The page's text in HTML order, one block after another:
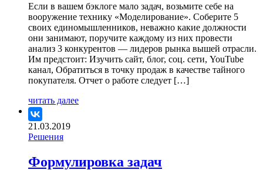
Если в вашем бэклоге мало задач, возьмите себе на
вооружение технику «Моделирование». Соберите 5
своих единомышленников, неважно какие должности
они занимают, поручите каждому из них провести
анализ 3 конкурентов — лидеров рынка вышей отрасли.
Им предстоит: Изучить сайт, блог, соц. сети, YouTube
канал, Обратиться в точку продаж в качестве тайного
покупателя. Отчет о работе следует […]
читать далее
21.03.2019
Решения
Формулировка задач